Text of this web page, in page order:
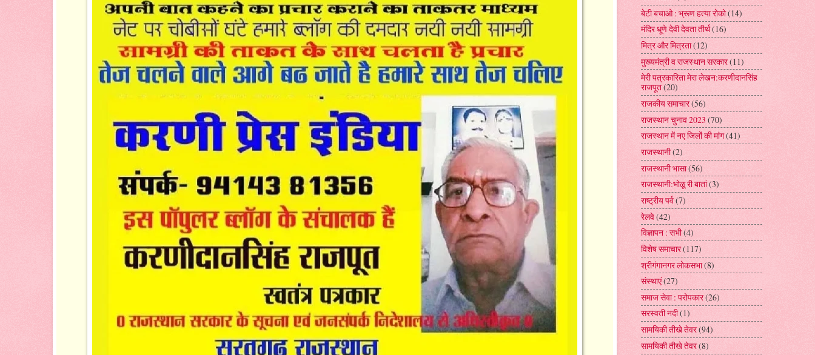
बेटी बचाओ : भ्रूण हत्या रोको(14)
मंदिर धूणे देवी देवता तीर्थ(16)
मित्र और मित्रता(12)
मुख्यमंत्री व राजस्थान सरकार(11)
मेरी पत्रकारिता मेरा लेखन:करणीदानसिंह
राजपूत(20)
राजकीय समाचार(56)
राजस्थान चुनाव 2023 (70)
राजस्थान में नए जिलों की मांग(41)
राजस्थानी(2)
राजस्थानी भासा(56)
राजस्थानी:भोळू री बातां(3)
राष्ट्रीय पर्व(7)
रेलवे(42)
विज्ञापन : सभी(4)
विशेष समाचार(117)
श्रीगंगानगर लोकसभा(8)
संस्थाएं(27)
समाज सेवा : परोपकार(26)
सरस्वती नदी(1)
सामयिकी तीखे तेवर(94)
सामयिकी तीखे तेवर(8)